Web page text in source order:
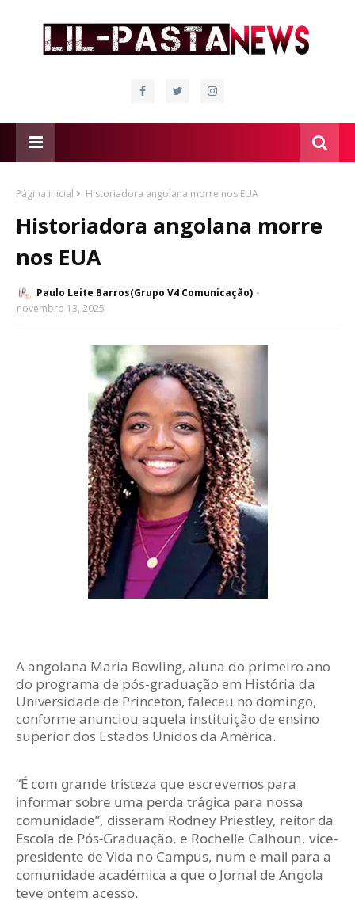
Página inicial Historiadora angolana morre nos EUA
Historiadora angolana morre
nos EUA
Paulo Leite Barros(Grupo V4 Comunicação)
novembro 13, 2025
A angolana Maria Bowling, aluna do primeiro ano
do programa de pós-graduação em História da
Universidade de Princeton, faleceu no domingo,
conforme anunciou aquela instituição de ensino
superior dos Estados Unidos da América.
“É com grande tristeza que escrevemos para
informar sobre uma perda trágica para nossa
comunidade”, disseram Rodney Priestley, reitor da
Escola de Pós-Graduação, e Rochelle Calhoun, vice-
presidente de Vida no Campus, num e-mail para a
comunidade académica a que o Jornal de Angola
teve ontem acesso.